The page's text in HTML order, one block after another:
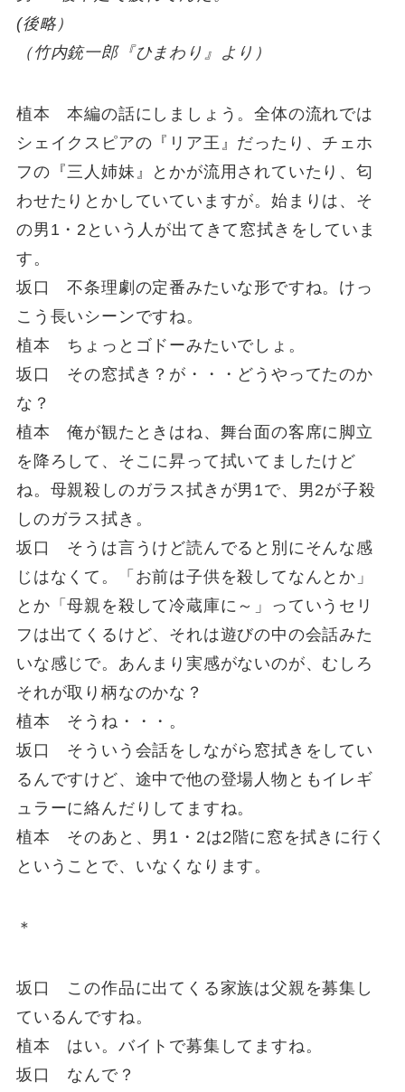
(後略）
（竹内銃一郎『ひまわり』より）
植本 本編の話にしましょう。全体の流れでは
シェイクスピアの『リア王』だったり、チェホ
フの『三人姉妹』とかが流用されていたり、匂
わせたりとかしていていますが。始まりは、そ
の男1・2という人が出てきて窓拭きをしていま
す。
坂口 不条理劇の定番みたいな形ですね。けっ
こう長いシーンですね。
植本 ちょっとゴドーみたいでしょ。
坂口 その窓拭き？が・・・どうやってたのか
な？
植本 俺が観たときはね、舞台面の客席に脚立
を降ろして、そこに昇って拭いてましたけど
ね。母親殺しのガラス拭きが男1で、男2が子殺
しのガラス拭き。
坂口 そうは言うけど読んでると別にそんな感
じはなくて。「お前は子供を殺してなんとか」
とか「母親を殺して冷蔵庫に～」っていうセリ
フは出てくるけど、それは遊びの中の会話みた
いな感じで。あんまり実感がないのが、むしろ
それが取り柄なのかな？
植本 そうね・・・。
坂口 そういう会話をしながら窓拭きをしてい
るんですけど、途中で他の登場人物ともイレギ
ュラーに絡んだりしてますね。
植本 そのあと、男1・2は2階に窓を拭きに行く
ということで、いなくなります。
＊
坂口 この作品に出てくる家族は父親を募集し
ているんですね。
植本 はい。バイトで募集してますね。
坂口 なんで？